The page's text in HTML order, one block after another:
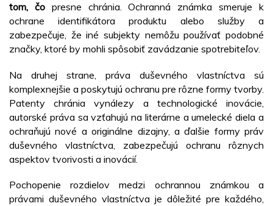
tom, čopresne chránia. Ochranná známka smeruje k
ochrane identifikátora produktu alebo služby a
zabezpečuje, že iné subjekty nemôžu používať podobné
značky, ktoré by mohli spôsobiť zavádzanie spotrebiteľov.
Na druhej strane, práva duševného vlastníctva sú
komplexnejšie a poskytujú ochranu pre rôzne formy tvorby.
Patenty chránia vynálezy a technologické inovácie,
autorské práva sa vzťahujú na literárne a umelecké diela a
ochraňujú nové a originálne dizajny, a ďalšie formy práv
duševného vlastníctva, zabezpečujú ochranu rôznych
aspektov tvorivosti a inovácií.
Pochopenie rozdielov medzi ochrannou známkou a
právami duševného vlastníctva je dôležité pre každého,